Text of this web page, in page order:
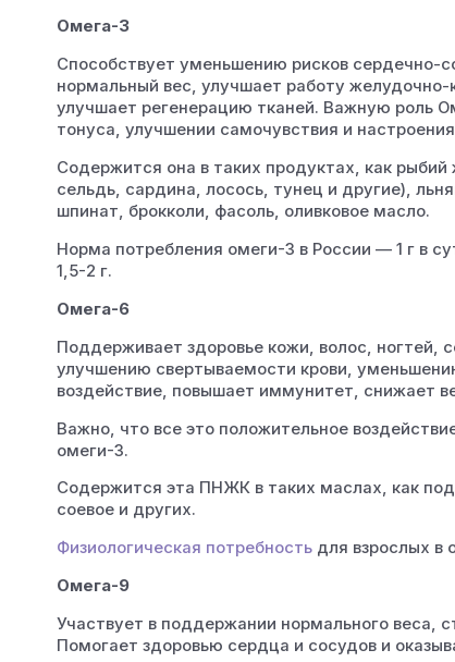
Омега-3
Способствует уменьшению рисков сердечно-
нормальный вес, улучшает работу
улучшает регенерацию тканей. Важную роль
тонуса, улучшении самочувствия и
Содержится она в таких продуктах, как
сельдь, сардина, лосось, тунец и другие),
шпинат, брокколи, фасоль, оливковое масло.
Норма потребления омеги-3 в России — 1 г в
1,5-2 г.
Омега-6
Поддерживает здоровье кожи, волос, ногтей,
улучшению свертываемости крови,
воздействие, повышает иммунитет, снижает
Важно, что все это положительное
омеги-3.
Содержится эта ПНЖК в таких маслах, как
соевое и других.
Физиологическая потребность для взрослых в
Омега-9
Участвует в поддержании нормального веса,
Помогает здоровью сердца и сосудов и